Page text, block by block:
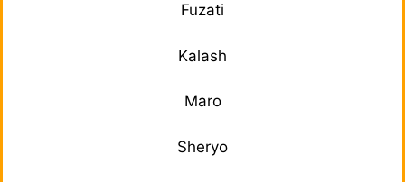
Fuzati
Kalash
Maro
Sheryo